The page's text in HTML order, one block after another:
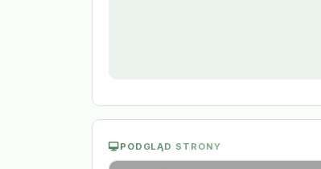
PODGLĄD STRONY